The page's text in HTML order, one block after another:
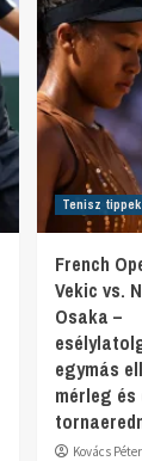
Tenisz tippek
French
Vekic vs.
Osaka –
egymás
mérleg és
Kovács Péter